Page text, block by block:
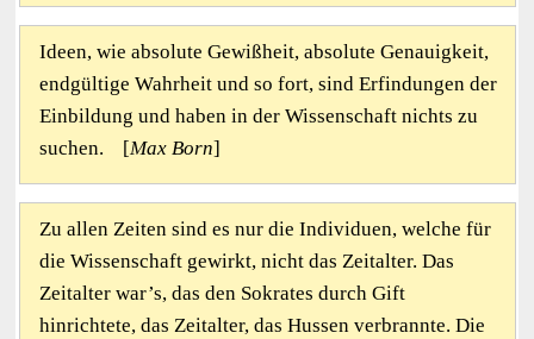
Ideen, wie absolute Gewißheit, absolute Genauigkeit,
endgültige Wahrheit und so fort, sind Erfindungen der
Einbildung und haben in der Wissenschaft nichts zu
suchen. [Max Born]
Zu allen Zeiten sind es nur die Individuen, welche für
die Wissenschaft gewirkt, nicht das Zeitalter. Das
Zeitalter war’s, das den Sokrates durch Gift
hinrichtete, das Zeitalter, das Hussen verbrannte. Die